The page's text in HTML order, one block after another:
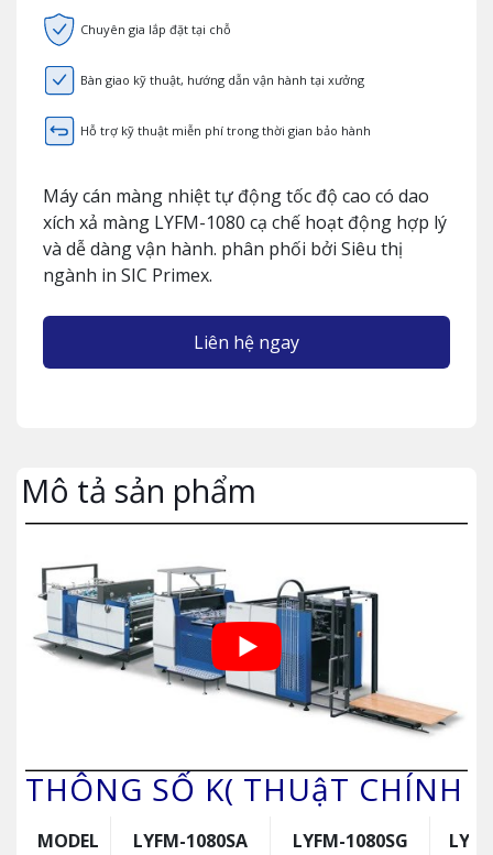
Chuyên gia lắp đặt tại chỗ
Bàn giao kỹ thuật, hướng dẫn vận hành tại xưởng
Hỗ trợ kỹ thuật miễn phí trong thời gian bảo hành
Máy cán màng nhiệt tự động tốc độ cao có dao
xích xả màng LYFM-1080 cạ chế hoạt động hợp lý
và dễ dàng vận hành. phân phối bởi Siêu thị
ngành in SIC Primex.
Liên hệ ngay
Mô tả sản phẩm
THÔNG SỐ K( THUậT CHÍNH
MODEL LYFM-1080SA LYFM-1080SG